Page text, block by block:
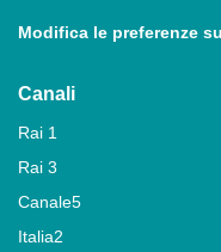
Modifica le preferenze
Canali
Rai 1
Rai 3
Canale5
Italia2